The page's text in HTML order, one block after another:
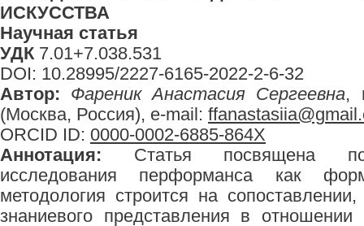
ИСКУССТВА
Научная статья
УДК7.01+7.038.531
DOI: 10.28995/2227-6165-2022-2-6-32
Автор: Фареник Анастасия Сергеевна,
(Москва, Россия), e-mail:
ORCID ID: 0000-0002-6885-864X
Аннотация: Статья посвящена
исследования перформанса как
методология строится на
знаниевого представления в